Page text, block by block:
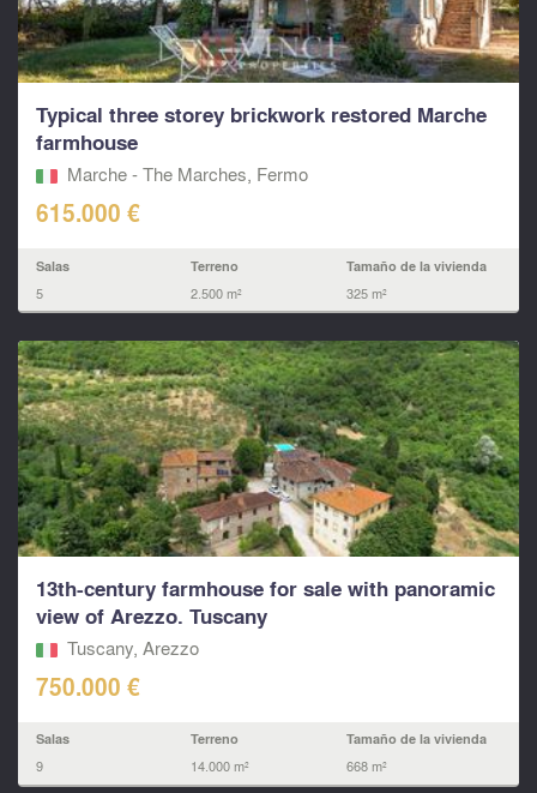
Typical three storey brickwork restored Marche
farmhouse
Marche - The Marches, Fermo‎
615.000 €
Salas
5
Terreno
2.500 m²
Tamaño de la vivienda
325 m²
13th-century farmhouse for sale with panoramic
view of Arezzo. Tuscany
Tuscany, Arezzo
750.000 €
Salas
9
Terreno
14.000 m²
Tamaño de la vivienda
668 m²